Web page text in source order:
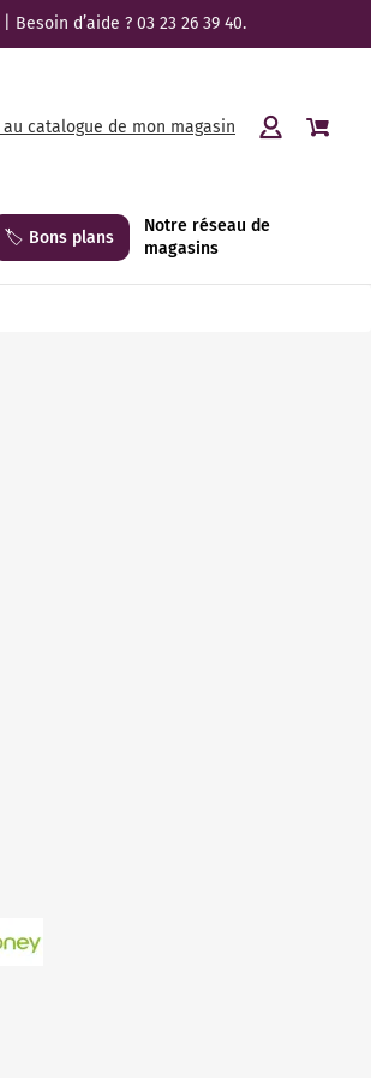
d’aide ? 03 23 26 39 40.
au catalogue de mon magasin
🏷️ Bons plans
Notre réseau de
magasins